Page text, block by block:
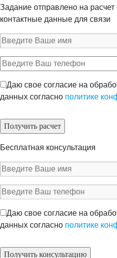
Задание отправлено на расчет
контактные данные для связи
Даю свое согласие на
данных согласно политике
Бесплатная консультация
Даю свое согласие на
данных согласно политике